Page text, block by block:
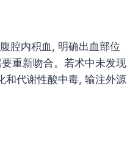
腔内积血, 明确出血部位
重新吻合。若术中未发现
和代谢性酸中毒, 输注外源